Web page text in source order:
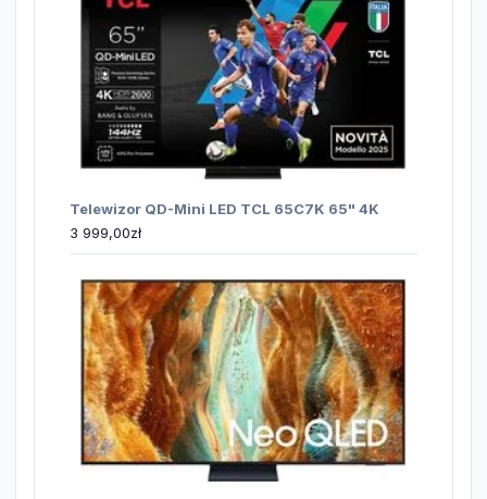
Telewizor QD-Mini LED TCL 65C7K 65" 4K
3 999,00zł